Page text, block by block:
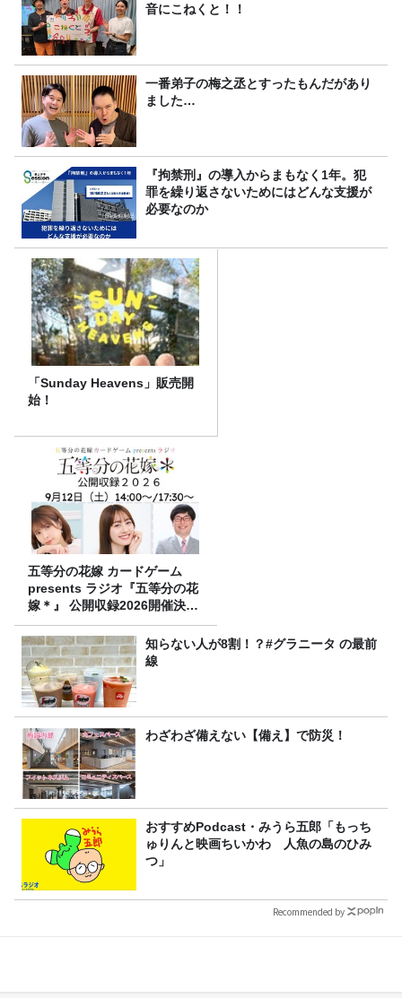
音にこねくと！！
一番弟子の梅之丞とすったもんだがあり
ました…
『拘禁刑』の導入からまもなく1年。犯
罪を繰り返さないためにはどんな支援が
必要なのか
「Sunday Heavens」販売開
始！
五等分の花嫁 カードゲーム
presents ラジオ『五等分の花
嫁＊』 公開収録2026開催決
定！
知らない人が8割！？#グラニータ の最前
線
わざわざ備えない【備え】で防災！
おすすめPodcast・みうら五郎「もっち
ゅりんと映画ちいかわ 人魚の島のひみ
つ」
Recommended by